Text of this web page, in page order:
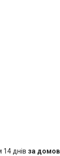
14 днів за